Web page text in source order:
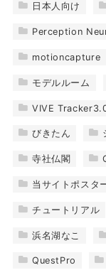
日本人向け
Perception
motioncapture
モデルルーム
VIVE
びきたん
寺社仏閣
当サイトポスタ
チュートリアル
浜名湖なこ
QuestPro